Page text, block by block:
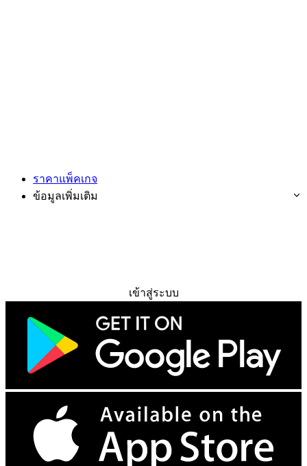
ราคาแพ็คเกจ
ข้อมูลเพิ่มเติม
เข้าสู่ระบบ